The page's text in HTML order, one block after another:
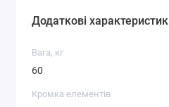
Додаткові
Вага, кг
60
Кромка елементів